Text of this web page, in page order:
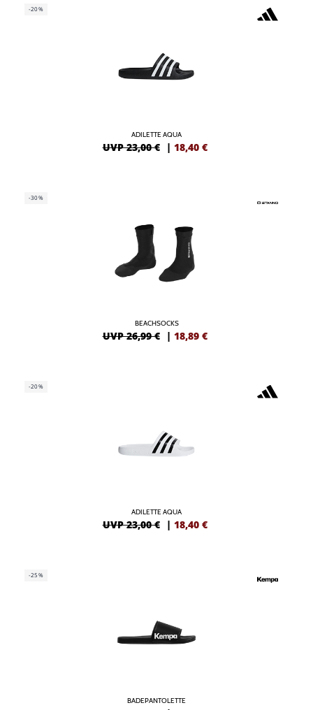
-20%
ADILETTE AQUA
UVP 23,00 € | 18,40 €
-30%
BEACHSOCKS
UVP 26,99 € | 18,89 €
-20%
ADILETTE AQUA
UVP 23,00 € | 18,40 €
-25%
BADEPANTOLETTE